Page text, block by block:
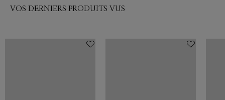
VOS DERNIERS PRODUITS VUS